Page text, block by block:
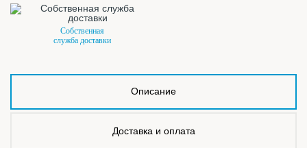
Собственная
служба доставки
Описание
Доставка и оплата